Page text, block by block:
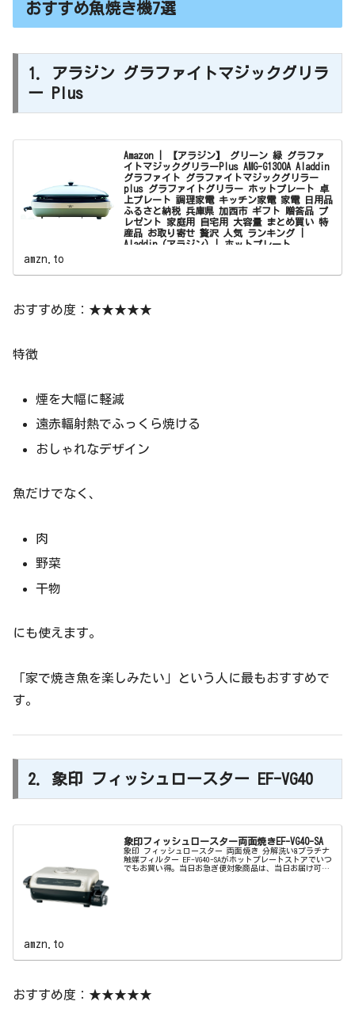
おすすめ魚焼き機7選
1. アラジン グラファイトマジックグリラ
ー Plus
Amazon | 【アラジン】 グリーン 緑 グラファ
イトマジックグリラーPlus AMG-G1300A Aladdin
グラファイト グラファイトマジックグリラー
plus グラファイトグリラー ホットプレート 卓
上プレート 調理家電 キッチン家電 家電 日用品
ふるさと納税 兵庫県 加西市 ギフト 贈答品 プ
レゼント 家庭用 自宅用 大容量 まとめ買い 特
産品 お取り寄せ 贅沢 人気 ランキング |
Aladdin (アラジン) | ホットプレート
amzn.to
おすすめ度：★★★★★
特徴
煙を大幅に軽減
遠赤輻射熱でふっくら焼ける
おしゃれなデザイン
魚だけでなく、
肉
野菜
干物
にも使えます。
「家で焼き魚を楽しみたい」という人に最もおすすめで
す。
2. 象印 フィッシュロースター EF-VG40
象印フィッシュロースター両面焼きEF-VG40-SA
象印 フィッシュロースター 両面焼き 分解洗い&プラチナ
触媒フィルター EF-VG40-SAがホットプレートストアでいつ
でもお買い得。当日お急ぎ便対象商品は、当日お届け可能
amzn.to
おすすめ度：★★★★★